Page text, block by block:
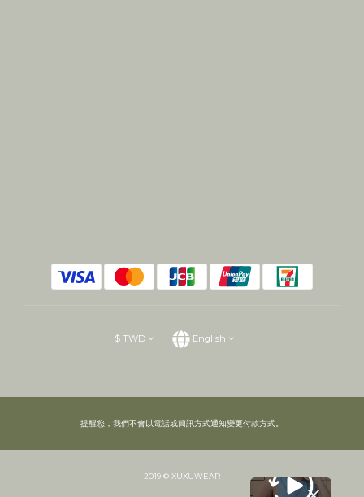
$ TWD English
提醒您，我們不會以電話或簡訊方式通知變更付款方式。
2019 © XUXUWEAR